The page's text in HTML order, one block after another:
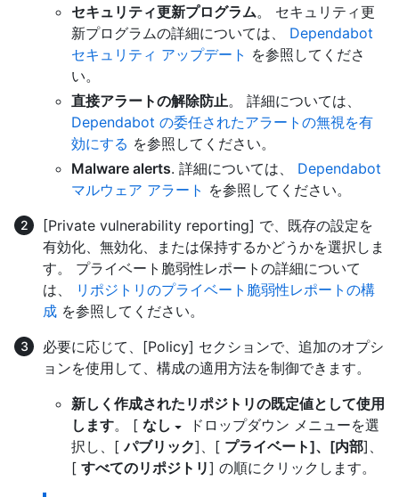
セキュリティ更新プログラム。 セキュリティ更
新プログラムの詳細については、 Dependabot
セキュリティ アップデート を参照してくださ
い。
直接アラートの解除防止。 詳細については、
Dependabot の委任されたアラートの無視を有
効にする を参照してください。
Malware alerts. 詳細については、 Dependabot
マルウェア アラート を参照してください。
[Private vulnerability reporting] で、既存の設定を
有効化、無効化、または保持するかどうかを選択しま
す。 プライベート脆弱性レポートの詳細について
は、
リポジトリのプライベート脆弱性レポートの構
成 を参照してください。
必要に応じて、[Policy] セクションで、追加のオプシ
ョンを使用して、構成の適用方法を制御できます。
新しく作成されたリポジトリの既定値として使用
します。 [ なし
ドロップダウン メニューを選
択し、[パブリック]、[ プライベート]、[内部]、
[ すべてのリポジトリ] の順にクリックします。